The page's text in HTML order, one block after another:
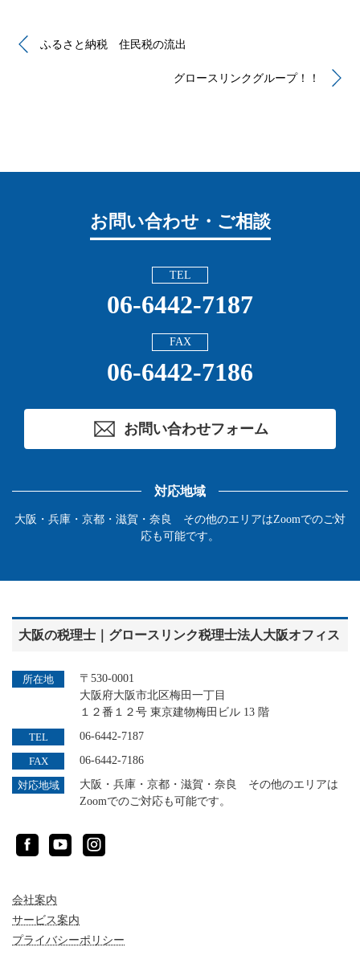
ふるさと納税 住民税の流出
グロースリンクグループ！！
お問い合わせ・ご相談
TEL
06-6442-7187
FAX
06-6442-7186
お問い合わせフォーム
対応地域
大阪・兵庫・京都・滋賀・奈良 その他のエリアはZoomでのご対
応も可能です。
大阪の税理士｜グロースリンク税理士法人大阪オフィス
所在地
〒530-0001
大阪府大阪市北区梅田一丁目
１２番１２号 東京建物梅田ビル 13 階
TEL 06-6442-7187
FAX 06-6442-7186
対応地域
大阪・兵庫・京都・滋賀・奈良 その他のエリアは
Zoomでのご対応も可能です。
FacebookYouTubeInstagram
会社案内
サービス案内
プライバシーポリシー